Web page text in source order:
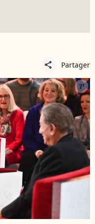
share Partager